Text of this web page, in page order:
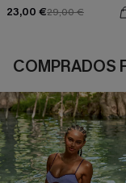
23,00 €29,00 €
COMPRADOS